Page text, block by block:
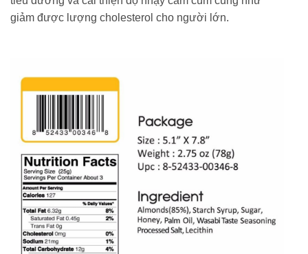
giảm được lượng cholesterol cho người lớn.